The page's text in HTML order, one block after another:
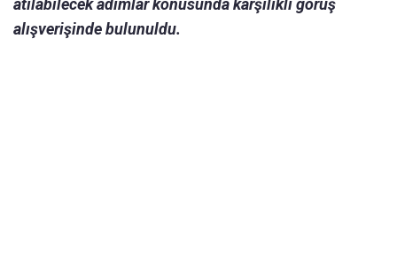
atılabilecek adımlar konusunda karşılıklı görüş
alışverişinde bulunuldu.